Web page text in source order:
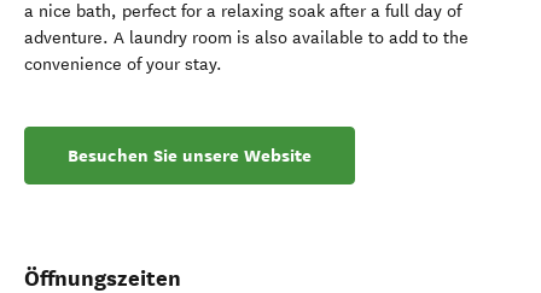
a nice bath, perfect for a relaxing soak after a full day of
adventure. A laundry room is also available to add to the
convenience of your stay.
Besuchen Sie unsere Website
Öffnungszeiten